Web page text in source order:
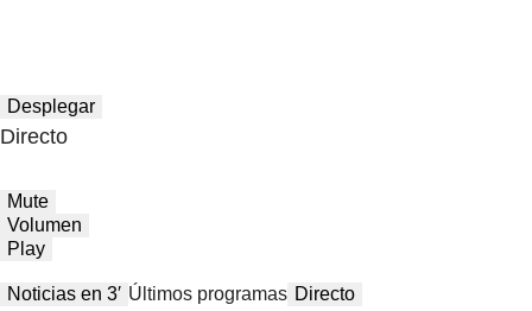
Desplegar
Directo
Mute
Volumen
Play
Noticias en 3′ Últimos programas Directo